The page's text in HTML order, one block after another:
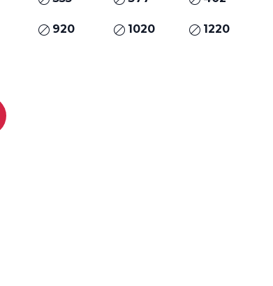
920 1020 1220